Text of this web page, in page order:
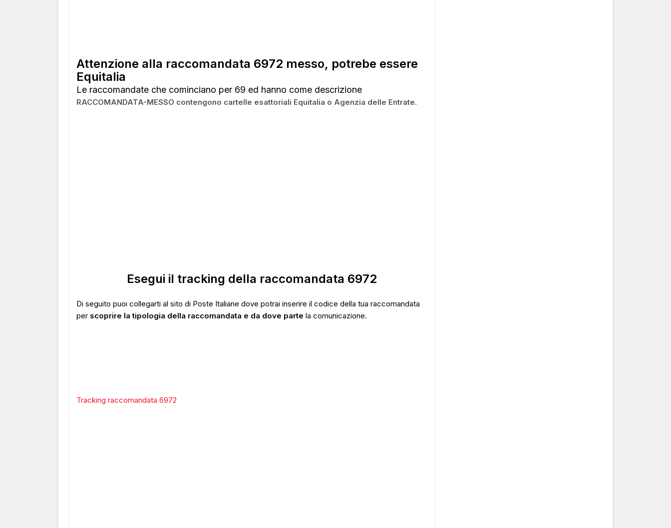
Attenzione alla raccomandata 6972 messo, potrebe essere
Equitalia
Le raccomandate che cominciano per 69 ed hanno come descrizione
RACCOMANDATA-MESSO contengono cartelle esattoriali Equitalia o Agenzia delle Entrate.
Esegui il tracking della raccomandata 6972
Di seguito puoi collegarti al sito di Poste Italiane dove potrai inserire il codice della tua raccomandata
per scoprire la tipologia della raccomandata e da dove parte la comunicazione.
Tracking raccomandata 6972